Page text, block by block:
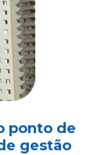
ponto de
gestão
chave para
Para